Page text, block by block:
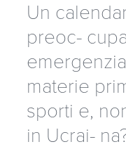
Un
preoc-
materie
sporti e,
in Ucrai-